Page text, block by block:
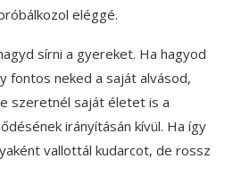
eléggé.
sírni a gyereket. Ha hagyod
fontos neked a saját alvásod,
szeretnél saját életet is a
irányításán kívül. Ha így
vallottál kudarcot, de rossz